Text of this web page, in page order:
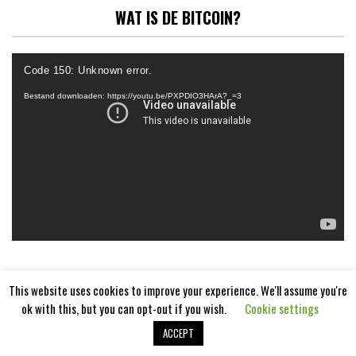
WAT IS DE BITCOIN?
Videospeler
Code 150: Unknown error.
Bestand downloaden: https://youtu.be/PXPDIO3HArA?_=3
Aangedreven door
This website uses cookies to improve your experience. We'll assume you're
ok with this, but you can opt-out if you wish.
Cookie settings
ACCEPT